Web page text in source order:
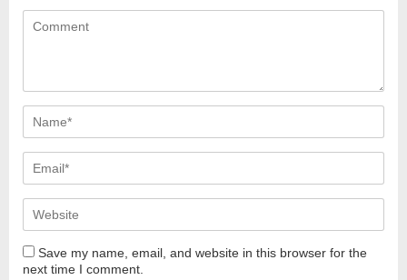
Save my name, email, and website in this browser for the
next time I comment.